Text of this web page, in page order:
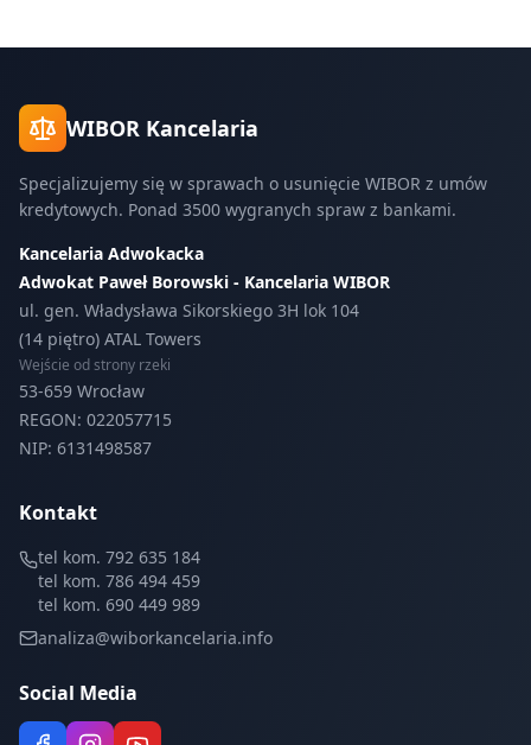
WIBOR Kancelaria
Specjalizujemy się w sprawach o usunięcie WIBOR z umów
kredytowych. Ponad 3500 wygranych spraw z bankami.
Kancelaria Adwokacka
Adwokat Paweł Borowski - Kancelaria WIBOR
ul. gen. Władysława Sikorskiego 3H lok 104
(14 piętro) ATAL Towers
Wejście od strony rzeki
53-659 Wrocław
REGON: 022057715
NIP: 6131498587
Kontakt
tel kom. 792 635 184
tel kom. 786 494 459
tel kom. 690 449 989
analiza@wiborkancelaria.info
Social Media